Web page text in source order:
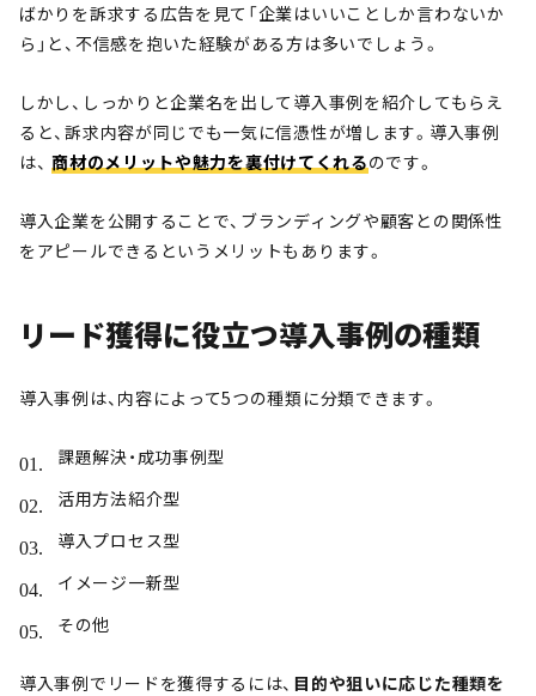
ばかりを訴求する広告を見て「企業はいいことしか言わないか
ら」と、不信感を抱いた経験がある方は多いでしょう。
しかし、しっかりと企業名を出して導入事例を紹介してもらえ
ると、訴求内容が同じでも一気に信憑性が増します。導入事例
は、商材のメリットや魅力を裏付けてくれるのです。
導入企業を公開することで、ブランディングや顧客との関係性
をアピールできるというメリットもあります。
リード獲得に役立つ導入事例の種類
導入事例は、内容によって5つの種類に分類できます。
課題解決・成功事例型
活用方法紹介型
導入プロセス型
イメージ一新型
その他
導入事例でリードを獲得するには、 目的や狙いに応じた種類を